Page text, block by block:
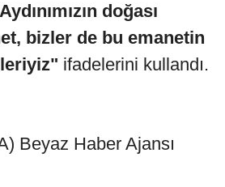
doğası
bizler de bu emanetin
ifadelerini kullandı.
Beyaz Haber Ajansı